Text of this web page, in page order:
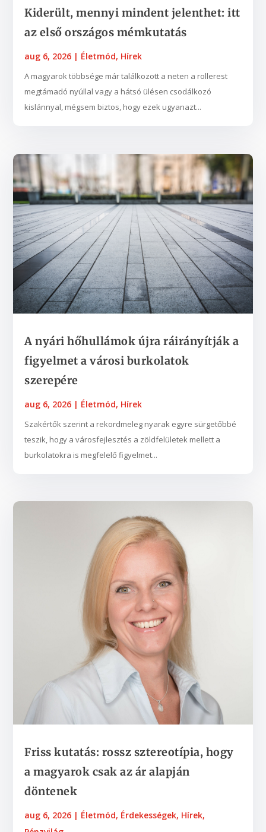
Kiderült, mennyi mindent jelenthet: itt
az első országos mémkutatás
aug 6, 2026 | Életmód, Hírek
A magyarok többsége már találkozott a neten a rollerest
megtámadó nyúllal vagy a hátsó ülésen csodálkozó
kislánnyal, mégsem biztos, hogy ezek ugyanazt...
A nyári hőhullámok újra ráirányítják a
figyelmet a városi burkolatok
szerepére
aug 6, 2026 | Életmód, Hírek
Szakértők szerint a rekordmeleg nyarak egyre sürgetőbbé
teszik, hogy a városfejlesztés a zöldfelületek mellett a
burkolatokra is megfelelő figyelmet...
Friss kutatás: rossz sztereotípia, hogy
a magyarok csak az ár alapján
döntenek
aug 6, 2026 | Életmód, Érdekességek, Hírek,